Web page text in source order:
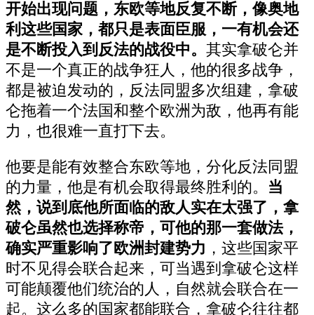
开始出现问题，东欧等地反复不断，像奥地
利这些国家，都只是表面臣服，一有机会还
是不断投入到反法的战役中。 其实拿破仑并
不是一个真正的战争狂人，他的很多战争，
都是被迫发动的，反法同盟多次组建，拿破
仑拖着一个法国和整个欧洲为敌，他再有能
力，也很难一直打下去。
他要是能有效整合东欧等地，分化反法同盟
的力量，他是有机会取得最终胜利的。 当
然，说到底他所面临的敌人实在太强了，拿
破仑虽然也选择称帝，可他的那一套做法，
确实严重影响了欧洲封建势力 ，这些国家平
时不见得会联合起来，可当遇到拿破仑这样
可能颠覆他们统治的人，自然就会联合在一
起。这么多的国家都能联合，拿破仑往往都